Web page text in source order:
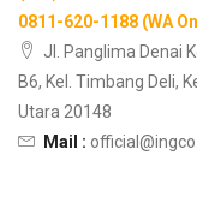
0811-620-1188 (WA
Jl. Panglima Denai
B6, Kel. Timbang Deli,
Utara 20148
Mail :